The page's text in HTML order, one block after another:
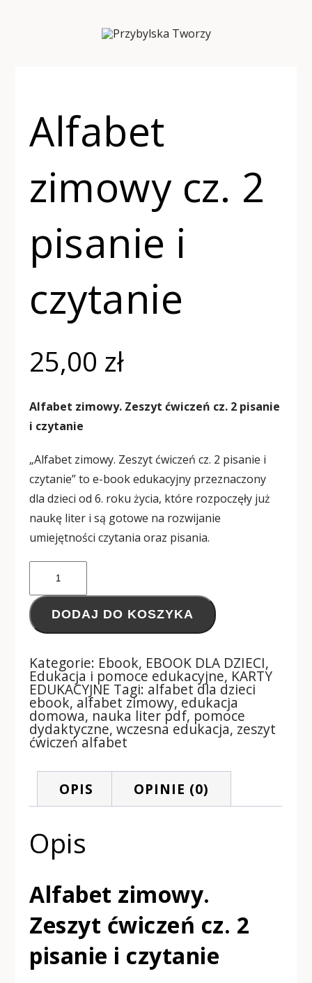
Alfabet
zimowy cz. 2
pisanie i
czytanie
25,00 zł
Alfabet zimowy. Zeszyt ćwiczeń cz. 2 pisanie
i czytanie
„Alfabet zimowy. Zeszyt ćwiczeń cz. 2 pisanie i
czytanie” to e-book edukacyjny przeznaczony
dla dzieci od 6. roku życia, które rozpoczęły już
naukę liter i są gotowe na rozwijanie
umiejętności czytania oraz pisania.
DODAJ DO KOSZYKA
Kategorie: Ebook, EBOOK DLA DZIECI,
Edukacja i pomoce edukacyjne, KARTY
EDUKACYJNE Tagi: alfabet dla dzieci
ebook, alfabet zimowy, edukacja
domowa, nauka liter pdf, pomoce
dydaktyczne,wczesna edukacja, zeszyt
ćwiczeń alfabet
OPIS OPINIE (0)
Opis
Alfabet zimowy.
Zeszyt ćwiczeń cz. 2
pisanie i czytanie